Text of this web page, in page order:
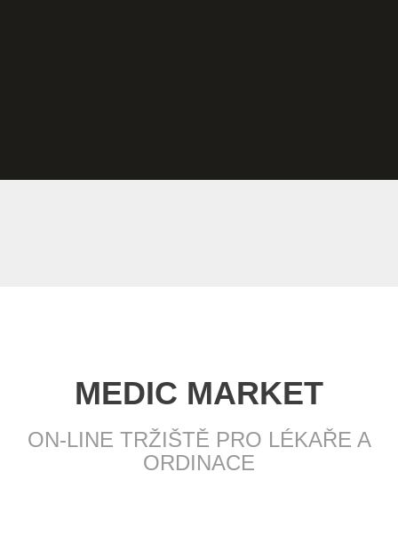
MEDIC MARKET
ON-LINE TRŽIŠTĚ PRO LÉKAŘE A
ORDINACE